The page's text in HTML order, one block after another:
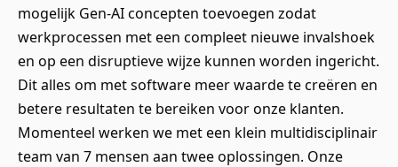
mogelijk Gen-AI concepten toevoegen zodat
werkprocessen met een compleet nieuwe invalshoek
en op een disruptieve wijze kunnen worden ingericht.
Dit alles om met software meer waarde te creëren en
betere resultaten te bereiken voor onze klanten.
Momenteel werken we met een klein multidisciplinair
team van 7 mensen aan twee oplossingen. Onze